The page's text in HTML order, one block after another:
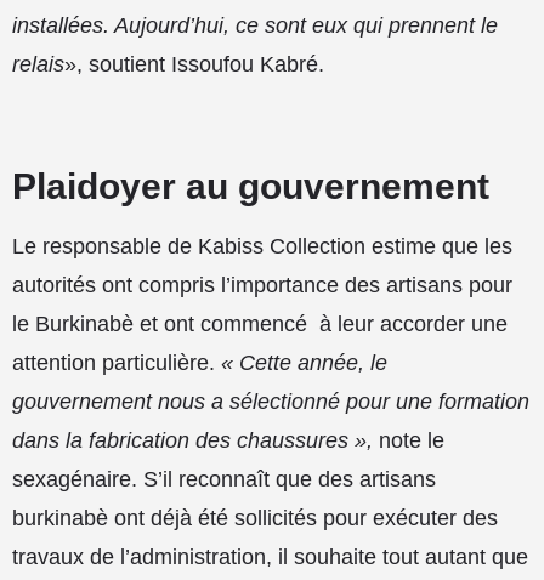
installées. Aujourd’hui, ce sont eux qui prennent le
relais», soutient Issoufou Kabré.
Plaidoyer au gouvernement
Le responsable de Kabiss Collection estime que les
autorités ont compris l’importance des artisans pour
le Burkinabè et ont commencé à leur accorder une
attention particulière. « Cette année, le
gouvernement nous a sélectionné pour une formation
dans la fabrication des chaussures », note le
sexagénaire. S’il reconnaît que des artisans
burkinabè ont déjà été sollicités pour exécuter des
travaux de l’administration, il souhaite tout autant que